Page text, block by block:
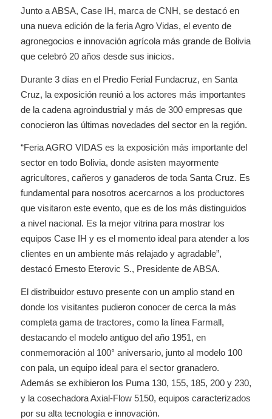
Junto a ABSA, Case IH, marca de CNH, se destacó en
una nueva edición de la feria Agro Vidas, el evento de
agronegocios e innovación agrícola más grande de Bolivia
que celebró 20 años desde sus inicios.
Durante 3 días en el Predio Ferial Fundacruz, en Santa
Cruz, la exposición reunió a los actores más importantes
de la cadena agroindustrial y más de 300 empresas que
conocieron las últimas novedades del sector en la región.
“Feria AGRO VIDAS es la exposición más importante del
sector en todo Bolivia, donde asisten mayormente
agricultores, cañeros y ganaderos de toda Santa Cruz. Es
fundamental para nosotros acercarnos a los productores
que visitaron este evento, que es de los más distinguidos
a nivel nacional. Es la mejor vitrina para mostrar los
equipos Case IH y es el momento ideal para atender a los
clientes en un ambiente más relajado y agradable”,
destacó Ernesto Eterovic S., Presidente de ABSA.
El distribuidor estuvo presente con un amplio stand en
donde los visitantes pudieron conocer de cerca la más
completa gama de tractores, como la línea Farmall,
destacando el modelo antiguo del año 1951, en
conmemoración al 100° aniversario, junto al modelo 100
con pala, un equipo ideal para el sector granadero.
Además se exhibieron los Puma 130, 155, 185, 200 y 230,
y la cosechadora Axial-Flow 5150, equipos caracterizados
por su alta tecnología e innovación.